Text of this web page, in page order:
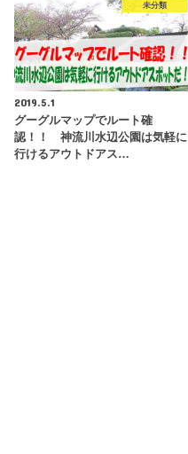
未分類
2019.5.1
グーグルマップでルート確
認！！ 神流川水辺公園は気軽に
行けるアウトドアス…